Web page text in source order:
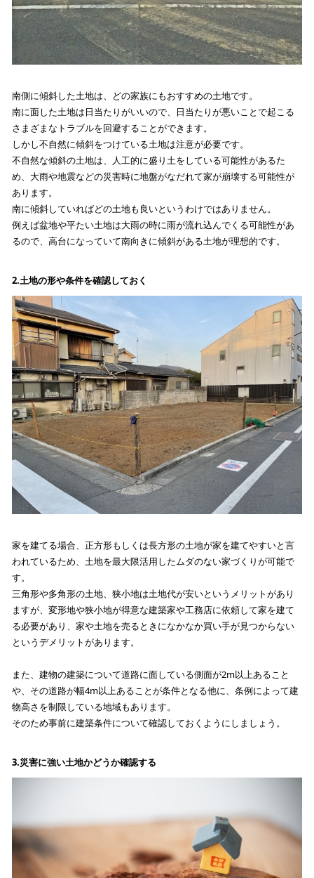
南側に傾斜した土地は、どの家族にもおすすめの土地です。
南に面した土地は日当たりがいいので、日当たりが悪いことで起こる
さまざまなトラブルを回避することができます。
しかし不自然に傾斜をつけている土地は注意が必要です。
不自然な傾斜の土地は、人工的に盛り土をしている可能性があるた
め、大雨や地震などの災害時に地盤がなだれて家が崩壊する可能性が
あります。
南に傾斜していればどの土地も良いというわけではありません。
例えば盆地や平たい土地は大雨の時に雨が流れ込んでくる可能性があ
るので、高台になっていて南向きに傾斜がある土地が理想的です。
2.土地の形や条件を確認しておく
家を建てる場合、正方形もしくは長方形の土地が家を建てやすいと言
われているため、土地を最大限活用したムダのない家づくりが可能で
す。
三角形や多角形の土地、狭小地は土地代が安いというメリットがあり
ますが、変形地や狭小地が得意な建築家や工務店に依頼して家を建て
る必要があり、家や土地を売るときになかなか買い手が見つからない
というデメリットがあります。
また、建物の建築について道路に面している側面が2m以上あること
や、その道路が幅4m以上あることが条件となる他に、条例によって建
物高さを制限している地域もあります。
そのため事前に建築条件について確認しておくようにしましょう。
3.災害に強い土地かどうか確認する